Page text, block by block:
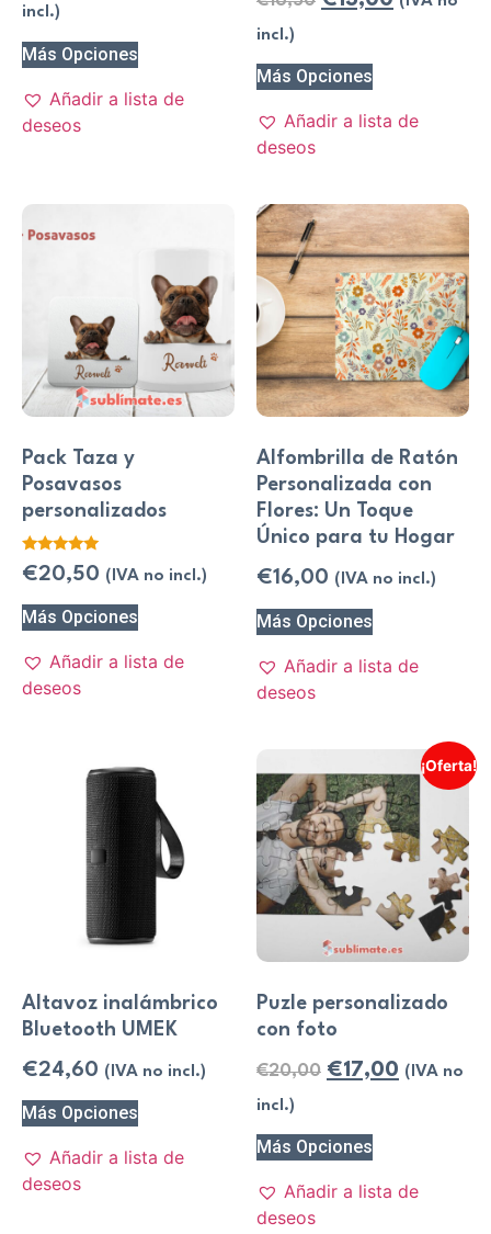
incl.)
Más Opciones
Añadir a lista de
deseos
con
de 5
incl.)
Más Opciones
Añadir a lista de
deseos
Pack Taza y
Posavasos
personalizados
Valorado
con
de 5
€20,50 (IVA no incl.)
Más Opciones
Añadir a lista de
deseos
Alfombrilla de Ratón
Personalizada con
Flores: Un Toque
Único para tu Hogar
€16,00 (IVA no incl.)
Más Opciones
Añadir a lista de
deseos
Altavoz inalámbrico
Bluetooth UMEK
€24,60 (IVA no incl.)
Más Opciones
Añadir a lista de
deseos
¡Oferta!
Puzle personalizado
con foto
€20,00 €17,00 (IVA no
incl.)
Más Opciones
Añadir a lista de
deseos